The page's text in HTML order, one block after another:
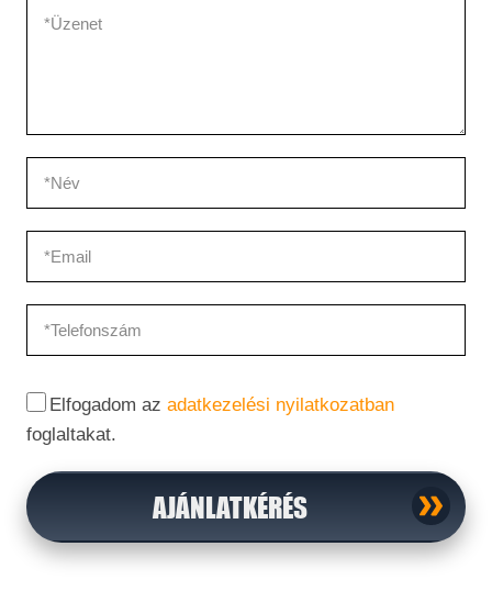
Elfogadom az adatkezelési nyilatkozatban
foglaltakat.
AJÁNLATKÉRÉS